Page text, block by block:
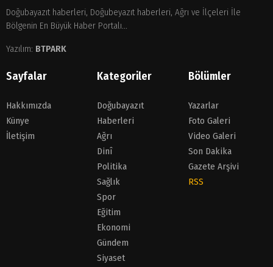
Doğubayazıt haberleri, Doğubeyazıt haberleri, Ağrı ve İlçeleri İle
Bölgenin En Büyük Haber Portalı...
Yazılım: BTPARK
Sayfalar
Hakkımızda
Künye
İletişim
Kategoriler
Doğubayazıt
Haberleri
Ağrı
Dinî
Politika
Sağlık
Spor
Eğitim
Ekonomi
Gündem
Siyaset
Bölümler
Yazarlar
Foto Galeri
Video Galeri
Son Dakika
Gazete Arşivi
RSS